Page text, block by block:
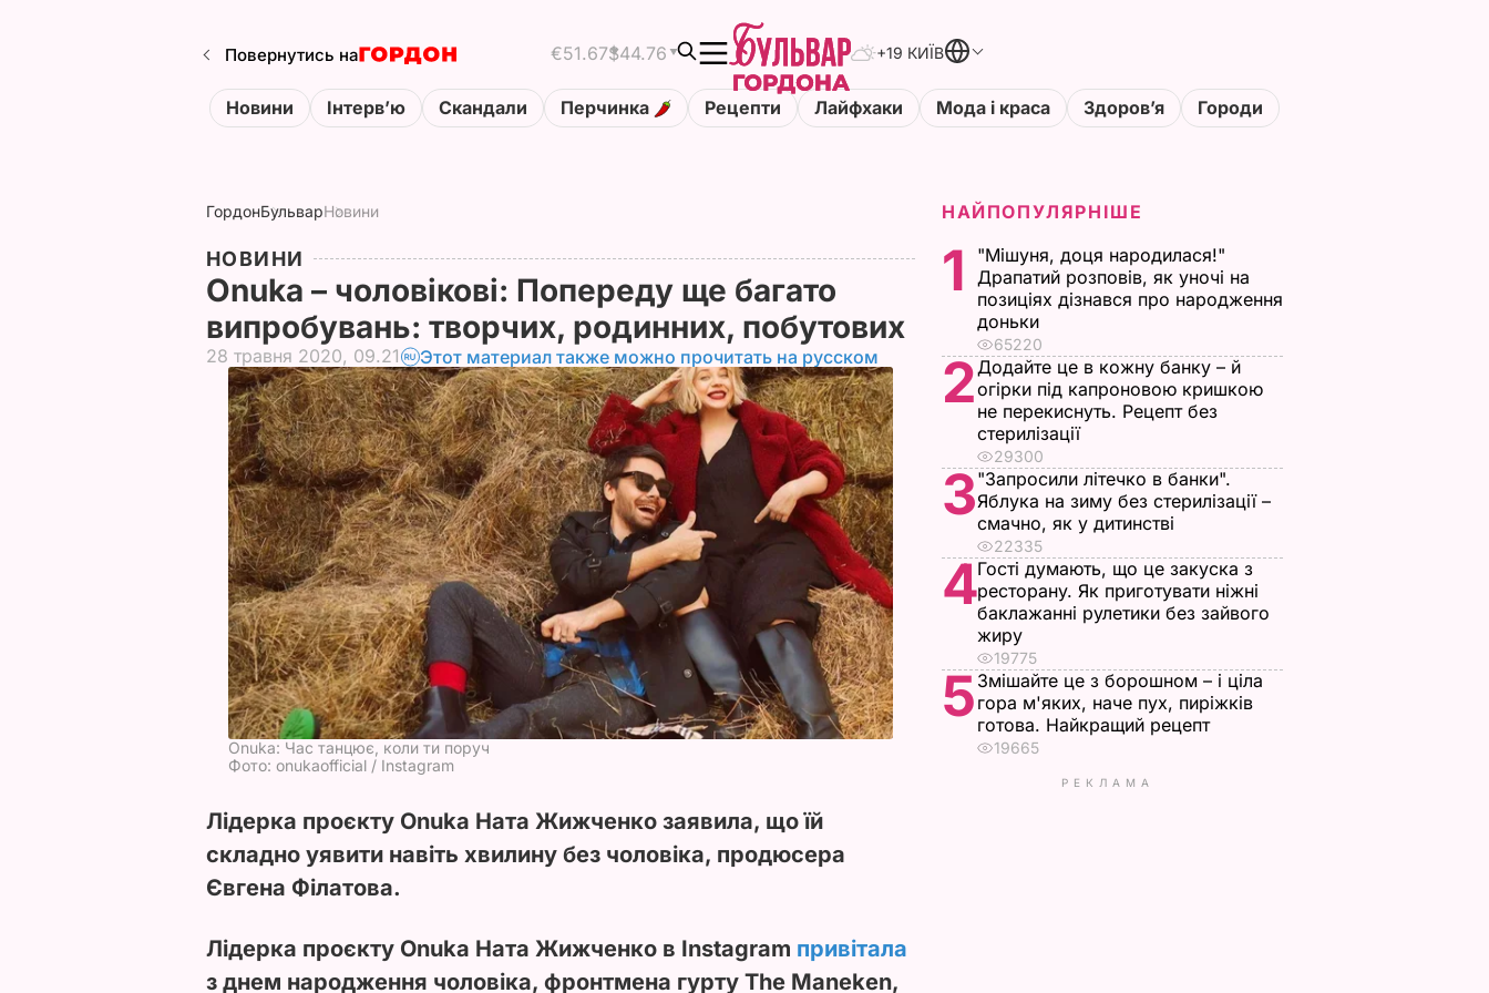
Повернутись на €51.67$44.76 +19 КИЇВ
Новини Інтервʼю Скандали Перчинка Рецепти Лайфхаки Мода і краса Здоровʼя Городи
ГордонБульварНовини
НОВИНИ
Onuka – чоловікові: Попереду ще багато
випробувань: творчих, родинних, побутових
28 травня 2020, 09.21 Этот материал также можно прочитать на русском
Onuka: Час танцює, коли ти поруч
Фото: onukaofficial / Instagram
Лідерка проєкту Onuka Ната Жижченко заявила, що їй
складно уявити навіть хвилину без чоловіка, продюсера
Євгена Філатова.
Лідерка проєкту Onuka Ната Жижченко в Instagram привітала
з днем народження чоловіка, фронтмена гурту The Maneken,
НАЙПОПУЛЯРНІШЕ
1
"Мішуня, доця народилася!"
Драпатий розповів, як уночі на
позиціях дізнався про народження
доньки
65220
2Додайте це в кожну банку – й
огірки під капроновою кришкою
не перекиснуть. Рецепт без
стерилізації
29300
3"Запросили літечко в банки".
Яблука на зиму без стерилізації –
смачно, як у дитинстві
22335
4Гості думають, що це закуска з
ресторану. Як приготувати ніжні
баклажанні рулетики без зайвого
жиру
19775
5 Змішайте це з борошном – і ціла
гора м'яких, наче пух, пиріжків
готова. Найкращий рецепт
19665
РЕКЛАМА